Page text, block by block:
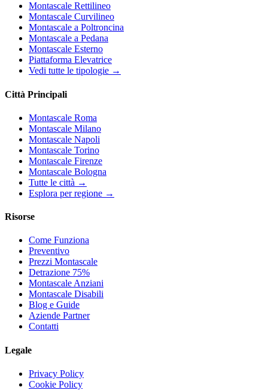
Montascale Rettilineo
Montascale Curvilineo
Montascale a Poltroncina
Montascale a Pedana
Montascale Esterno
Piattaforma Elevatrice
Vedi tutte le tipologie →
Città Principali
Montascale Roma
Montascale Milano
Montascale Napoli
Montascale Torino
Montascale Firenze
Montascale Bologna
Tutte le città →
Esplora per regione →
Risorse
Come Funziona
Preventivo
Prezzi Montascale
Detrazione 75%
Montascale Anziani
Montascale Disabili
Blog e Guide
Aziende Partner
Contatti
Legale
Privacy Policy
Cookie Policy